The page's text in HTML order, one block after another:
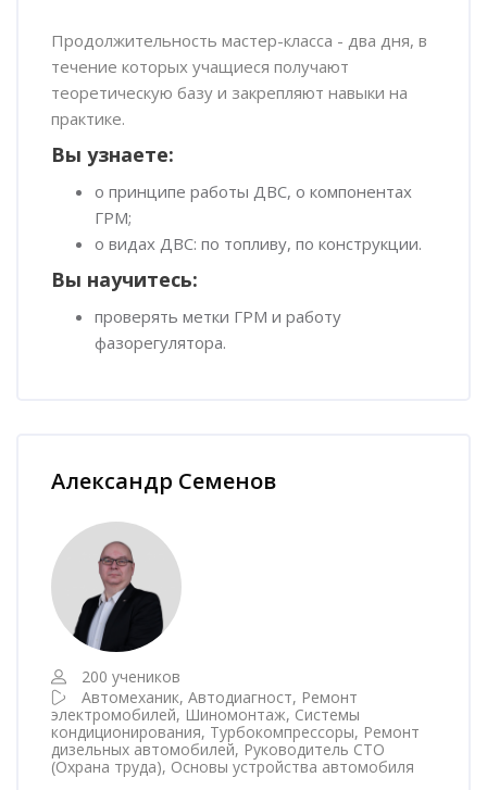
Продолжительность мастер-класса - два дня, в
течение которых учащиеся получают
теоретическую базу и закрепляют навыки на
практике.
Вы узнаете:
о принципе работы ДВС, о компонентах
ГРМ;
о видах ДВС: по топливу, по конструкции.
Вы научитесь:
проверять метки ГРМ и работу
фазорегулятора.
Александр Семенов
200 учеников
Автомеханик, Автодиагност, Ремонт
электромобилей, Шиномонтаж, Системы
кондиционирования, Турбокомпрессоры, Ремонт
дизельных автомобилей, Руководитель СТО
(Охрана труда), Основы устройства автомобиля